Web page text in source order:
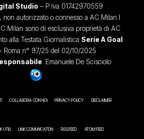
Studio – P.Iva 01742970559
non autorizzato o connesso a AC Milan I
Milan sono di esclusiva proprietà di AC
alla Testata Giornalistica Serie A Goal
Roma n° 97/25 del 02/10/2025
: Emanuele De Scisciolo
COLLABORA CON NOI PRIVACY POLICY DISCLAIMER
UTILI LINK COMUNICATION RSS FEED ATOM FEED